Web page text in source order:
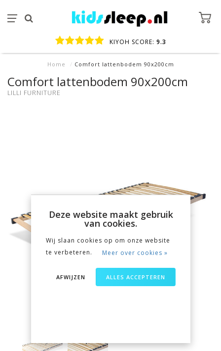
KIYOH SCORE: 9.3
Home / Comfort lattenbodem 90x200cm
Comfort lattenbodem 90x200cm
LILLI FURNITURE
Deze website maakt gebruik
van cookies.
Wij slaan cookies op om onze website
te verbeteren.
Meer over cookies »
ALLES ACCEPTEREN
AFWIJZEN